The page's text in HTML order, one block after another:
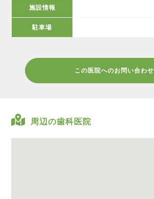
施設情報
駐車場
この医院へのお問い合わせ
周辺の歯科医院